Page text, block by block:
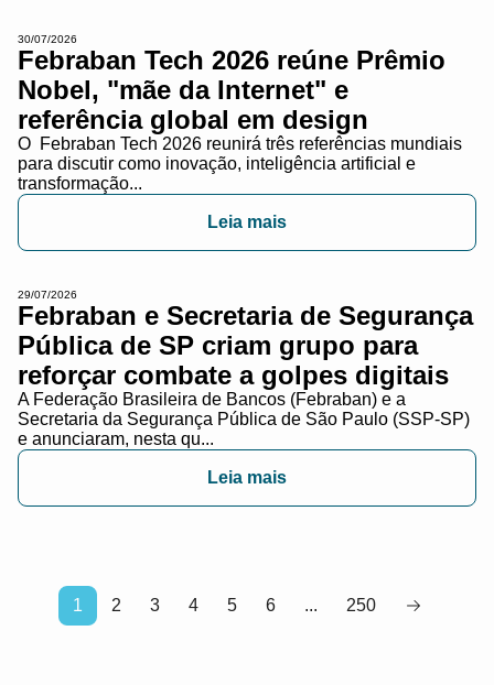
30/07/2026
Febraban Tech 2026 reúne Prêmio
Nobel, "mãe da Internet" e
referência global em design
O Febraban Tech 2026 reunirá três referências mundiais
para discutir como inovação, inteligência artificial e
transformação...
Leia mais
29/07/2026
Febraban e Secretaria de Segurança
Pública de SP criam grupo para
reforçar combate a golpes digitais
A Federação Brasileira de Bancos (Febraban) e a
Secretaria da Segurança Pública de São Paulo (SSP-SP)
e anunciaram, nesta qu...
Leia mais
1 2 3 4 5 6 ... 250